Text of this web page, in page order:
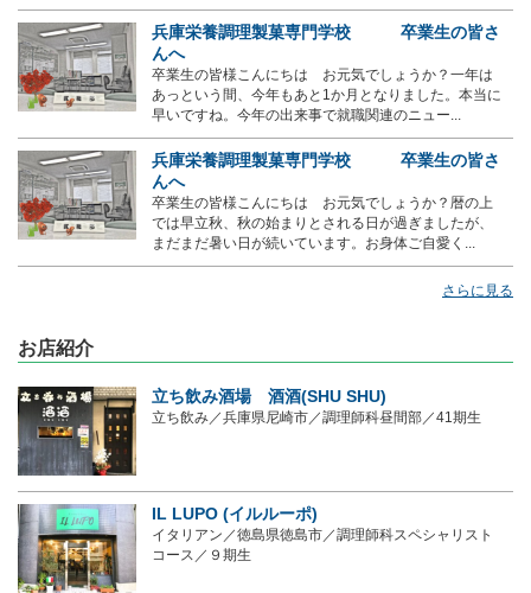
兵庫栄養調理製菓専門学校 卒業生の皆さ
んへ
卒業生の皆様こんにちは お元気でしょうか？一年は
あっという間、今年もあと1か月となりました。本当に
早いですね。今年の出来事で就職関連のニュー...
兵庫栄養調理製菓専門学校 卒業生の皆さ
んへ
卒業生の皆様こんにちは お元気でしょうか？暦の上
では早立秋、秋の始まりとされる日が過ぎましたが、
まだまだ暑い日が続いています。お身体ご自愛く...
さらに見る
お店紹介
立ち飲み酒場 酒酒(SHU SHU)
立ち飲み／兵庫県尼崎市／調理師科昼間部／41期生
IL LUPO (イルルーポ)
イタリアン／徳島県徳島市／調理師科スペシャリスト
コース／９期生